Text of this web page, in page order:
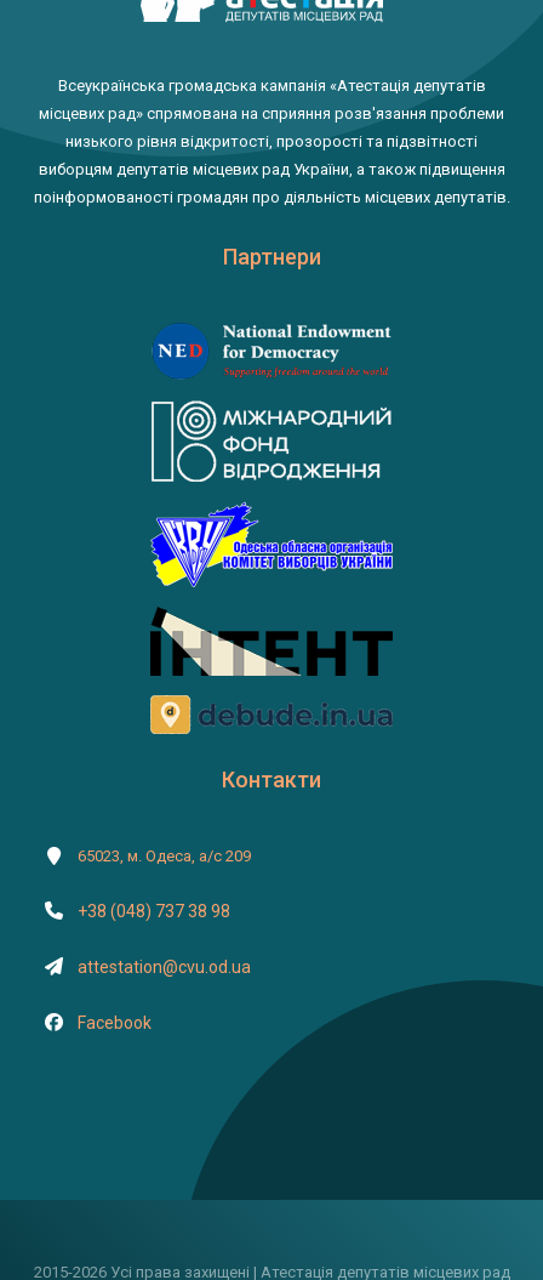
Всеукраїнська громадська кампанія «Атестація депутатів
місцевих рад» спрямована на сприяння розв'язання проблеми
низького рівня відкритості, прозорості та підзвітності
виборцям депутатів місцевих рад України, а також підвищення
поінформованості громадян про діяльність місцевих депутатів.
Партнери
Контакти
65023, м. Одеса, а/с 209
+38 (048) 737 38 98
attestation@cvu.od.ua
Facebook
2015-2026 Усі права захищені | Атестація депутатів місцевих рад